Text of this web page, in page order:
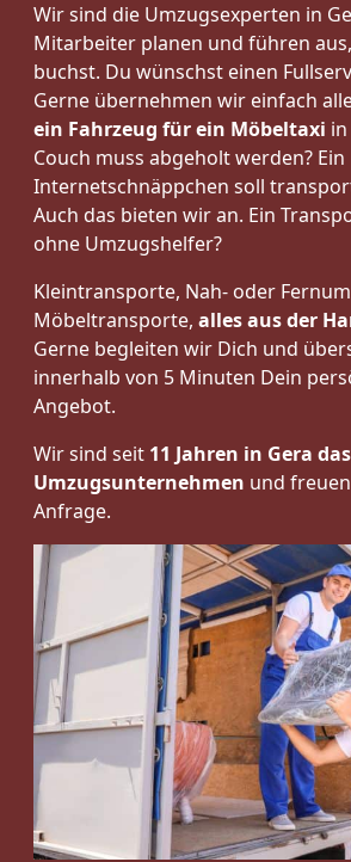
Wir sind die Umzugsexperten in
Mitarbeiter planen und führen
buchst. Du wünschst einen
Gerne übernehmen wir einfach
ein Fahrzeug für ein Möbeltaxi
Couch muss abgeholt werden? Ein
Internetschnäppchen soll
Auch das bieten wir an. Ein
ohne Umzugshelfer?
Kleintransporte, Nah- oder
Möbeltransporte, alles aus der
Gerne begleiten wir Dich und
innerhalb von 5 Minuten Dein
Angebot.
Wir sind seit 11 Jahren in Gera
Umzugsunternehmen und
Anfrage.